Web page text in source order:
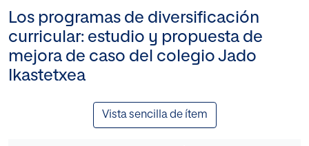
Los programas de diversificación
curricular: estudio y propuesta de
mejora de caso del colegio Jado
Ikastetxea
Vista sencilla de ítem